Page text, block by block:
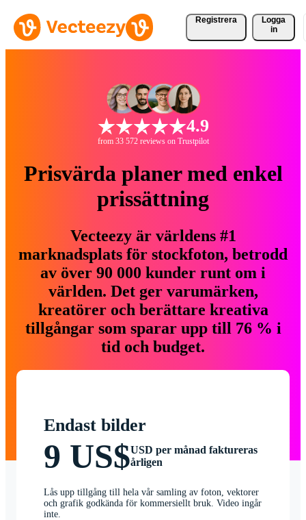
Registrera
Logga
in
4.9
from 33 572 reviews on Trustpilot
Prisvärda planer med enkel
prissättning
Vecteezy är världens #1
marknadsplats för stockfoton, betrodd
av över 90 000 kunder runt om i
världen. Det ger varumärken,
kreatörer och berättare kreativa
tillgångar som sparar upp till 76 % i
tid och budget.
Endast bilder
9 US$USD per månad faktureras
årligen
Lås upp tillgång till hela vår samling av foton, vektorer
och grafik godkända för kommersiellt bruk. Video ingår
inte.